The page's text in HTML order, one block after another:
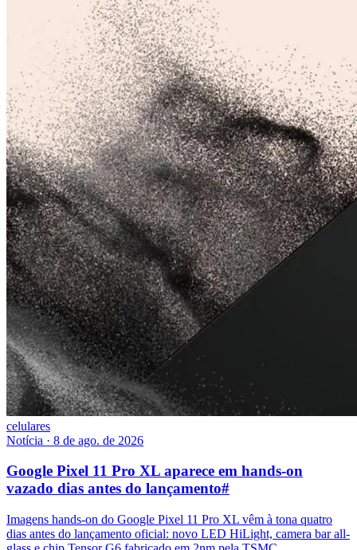
celulares
Notícia · 8 de ago. de 2026
Google Pixel 11 Pro XL aparece em hands-on
vazado dias antes do lançamento#
Imagens hands-on do Google Pixel 11 Pro XL vêm à tona quatro
dias antes do lançamento oficial: novo LED HiLight, camera bar all-